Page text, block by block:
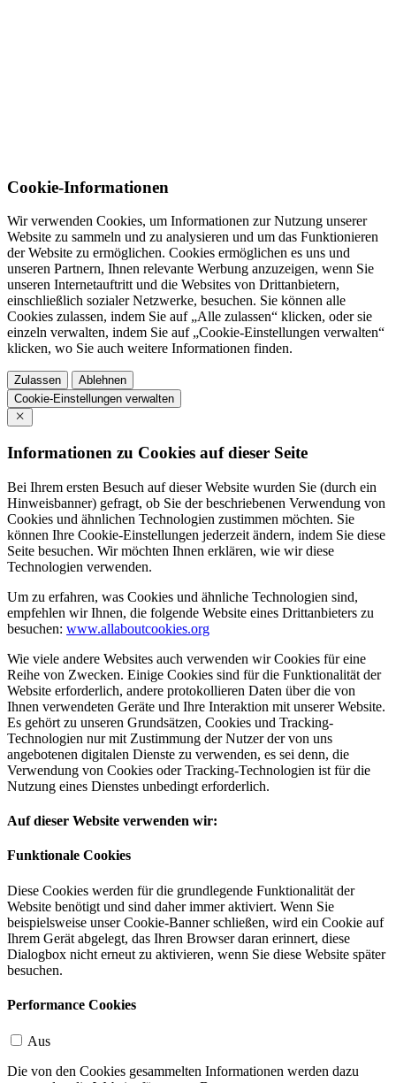
Cookie-Informationen
Wir verwenden Cookies, um Informationen zur Nutzung unserer
Website zu sammeln und zu analysieren und um das Funktionieren
der Website zu ermöglichen. Cookies ermöglichen es uns und
unseren Partnern, Ihnen relevante Werbung anzuzeigen, wenn Sie
unseren Internetauftritt und die Websites von Drittanbietern,
einschließlich sozialer Netzwerke, besuchen. Sie können alle
Cookies zulassen, indem Sie auf „Alle zulassen“ klicken, oder sie
einzeln verwalten, indem Sie auf „Cookie-Einstellungen verwalten“
klicken, wo Sie auch weitere Informationen finden.
Zulassen
Ablehnen
Cookie-Einstellungen verwalten
Informationen zu Cookies auf dieser Seite
Bei Ihrem ersten Besuch auf dieser Website wurden Sie (durch ein
Hinweisbanner) gefragt, ob Sie der beschriebenen Verwendung von
Cookies und ähnlichen Technologien zustimmen möchten. Sie
können Ihre Cookie-Einstellungen jederzeit ändern, indem Sie diese
Seite besuchen. Wir möchten Ihnen erklären, wie wir diese
Technologien verwenden.
Um zu erfahren, was Cookies und ähnliche Technologien sind,
empfehlen wir Ihnen, die folgende Website eines Drittanbieters zu
besuchen: www.allaboutcookies.org
Wie viele andere Websites auch verwenden wir Cookies für eine
Reihe von Zwecken. Einige Cookies sind für die Funktionalität der
Website erforderlich, andere protokollieren Daten über die von
Ihnen verwendeten Geräte und Ihre Interaktion mit unserer Website.
Es gehört zu unseren Grundsätzen, Cookies und Tracking-
Technologien nur mit Zustimmung der Nutzer der von uns
angebotenen digitalen Dienste zu verwenden, es sei denn, die
Verwendung von Cookies oder Tracking-Technologien ist für die
Nutzung eines Dienstes unbedingt erforderlich.
Auf dieser Website verwenden wir:
Funktionale Cookies
Diese Cookies werden für die grundlegende Funktionalität der
Website benötigt und sind daher immer aktiviert. Wenn Sie
beispielsweise unser Cookie-Banner schließen, wird ein Cookie auf
Ihrem Gerät abgelegt, das Ihren Browser daran erinnert, diese
Dialogbox nicht erneut zu aktivieren, wenn Sie diese Website später
besuchen.
Performance Cookies
Aus
Die von den Cookies gesammelten Informationen werden dazu